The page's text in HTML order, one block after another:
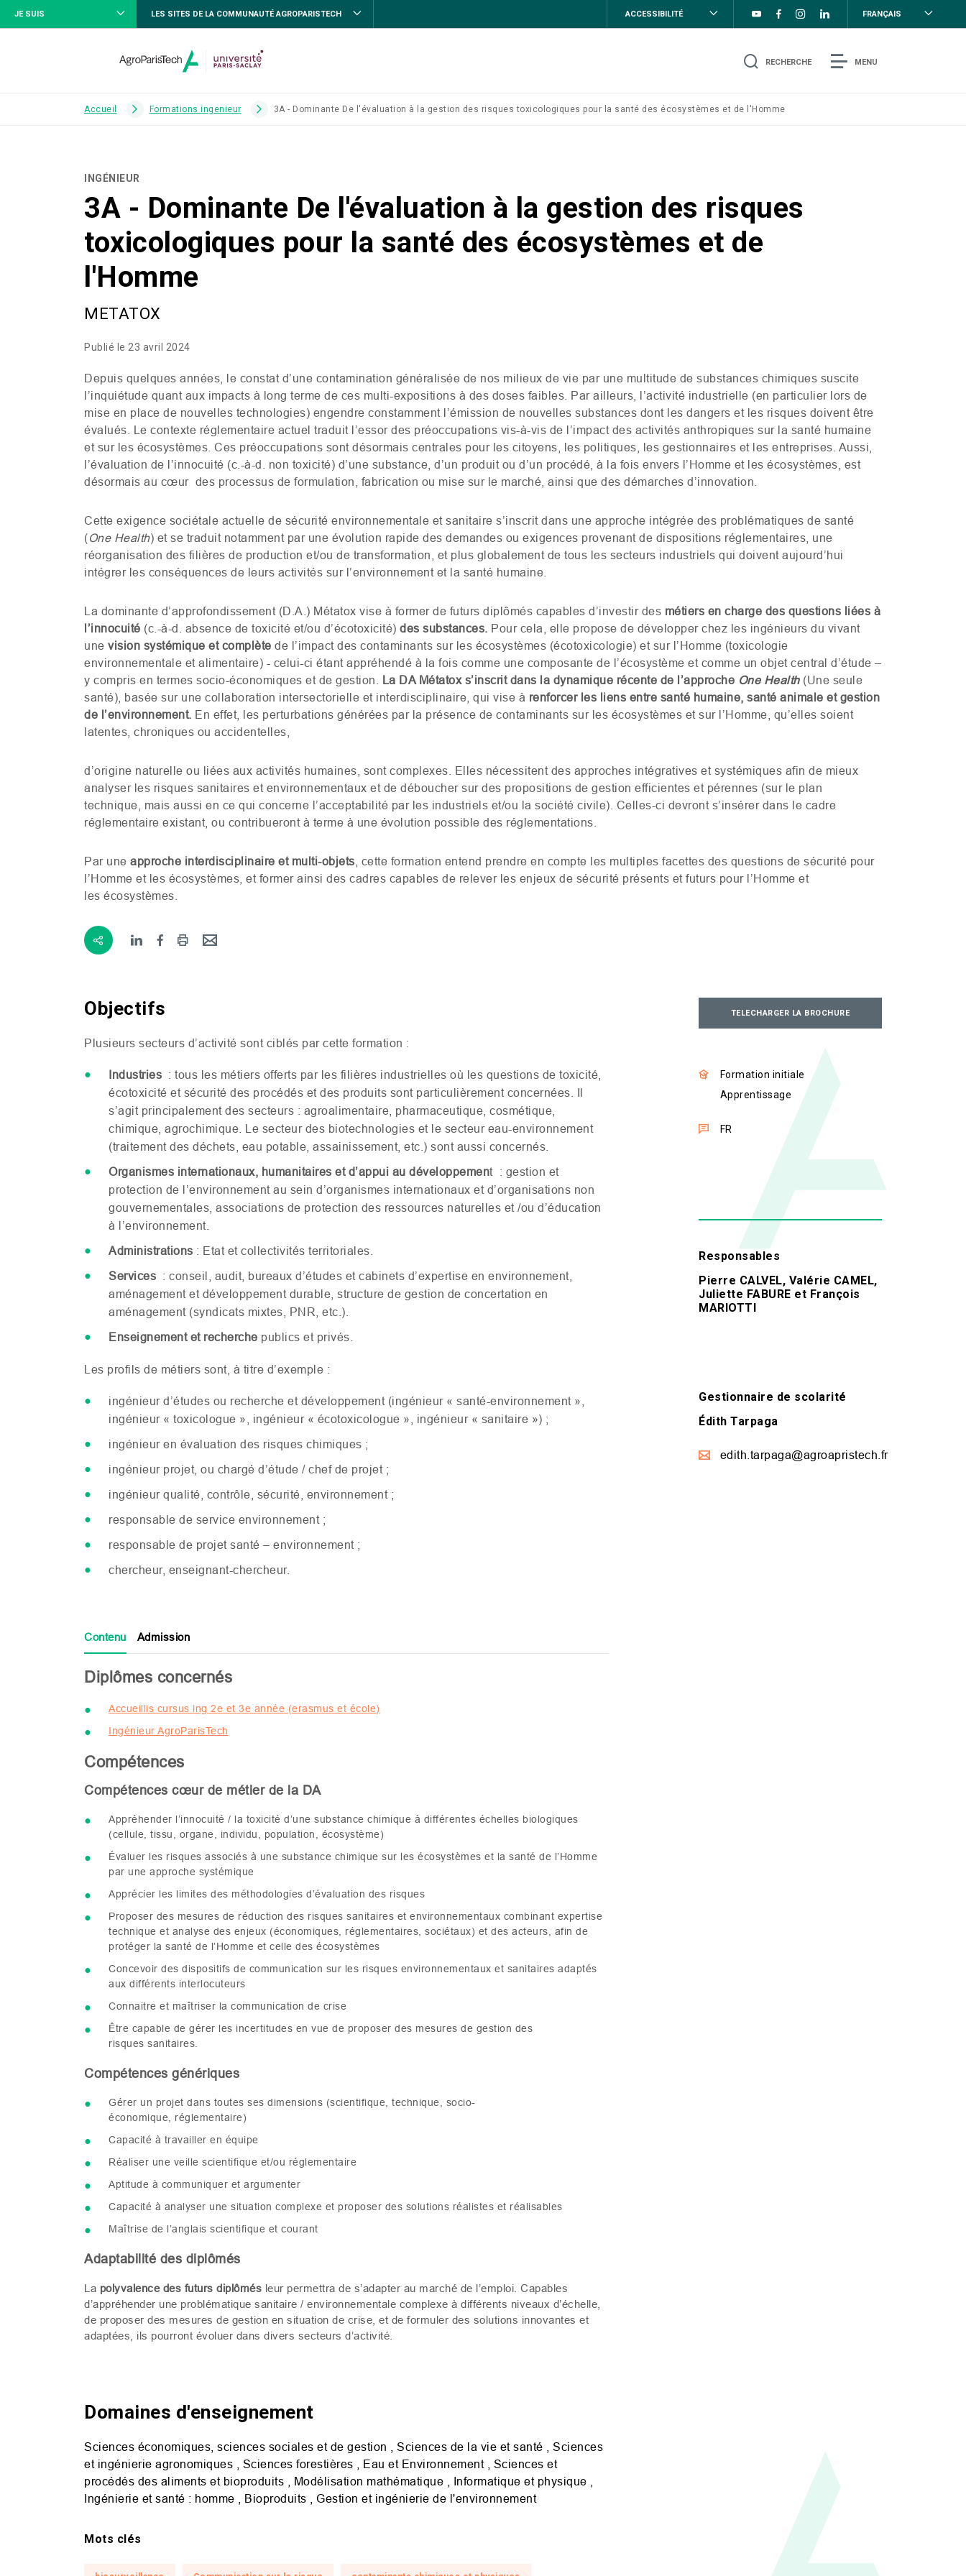
JE SUIS LES SITES DE LA COMMUNAUTÉ AGROPARISTECH ACCESSIBILITÉ FRANÇAIS
RECHERCHE MENU
Accueil Formations ingenieur 3A - Dominante De l'évaluation à la gestion des risques toxicologiques pour la santé des écosystèmes et de l'Homme
INGÉNIEUR
3A - Dominante De l'évaluation à la gestion des risques
toxicologiques pour la santé des écosystèmes et de
l'Homme
METATOX
Publié le 23 avril 2024
Depuis quelques années, le constat d’une contamination généralisée de nos milieux de vie par une multitude de substances chimiques suscite
l’inquiétude quant aux impacts à long terme de ces multi-expositions à des doses faibles. Par ailleurs, l’activité industrielle (en particulier lors de
mise en place de nouvelles technologies) engendre constamment l’émission de nouvelles substances dont les dangers et les risques doivent être
évalués. Le contexte réglementaire actuel traduit l’essor des préoccupations vis-à-vis de l’impact des activités anthropiques sur la santé humaine
et sur les écosystèmes. Ces préoccupations sont désormais centrales pour les citoyens, les politiques, les gestionnaires et les entreprises. Aussi,
l’évaluation de l’innocuité (c.-à-d. non toxicité) d’une substance, d’un produit ou d’un procédé, à la fois envers l’Homme et les écosystèmes, est
désormais au cœur des processus de formulation, fabrication ou mise sur le marché, ainsi que des démarches d’innovation.
Cette exigence sociétale actuelle de sécurité environnementale et sanitaire s’inscrit dans une approche intégrée des problématiques de santé
(One Health) et se traduit notamment par une évolution rapide des demandes ou exigences provenant de dispositions réglementaires, une
réorganisation des filières de production et/ou de transformation, et plus globalement de tous les secteurs industriels qui doivent aujourd’hui
intégrer les conséquences de leurs activités sur l’environnement et la santé humaine.
La dominante d’approfondissement (D.A. ) Métatox vise à former de futurs diplômés capables d’investir des métiers en charge des questions liées à
l’innocuité (c.-à-d. absence de toxicité et/ou d’écotoxicité) des substances. Pour cela, elle propose de développer chez les ingénieurs du vivant
une vision systémique et complète de l’impact des contaminants sur les écosystèmes (écotoxicologie) et sur l’Homme (toxicologie
environnementale et alimentaire) - celui-ci étant appréhendé à la fois comme une composante de l’écosystème et comme un objet central d’étude –
y compris en termes socio-économiques et de gestion. La DAMétatox s’inscrit dans la dynamique récente de l’approche One Health (Une seule
santé), basée sur une collaboration intersectorielle et interdisciplinaire, qui vise à renforcer les liens entre santé humaine, santé animale et gestion
de l’environnement. En effet, les perturbations générées par la présence de contaminants sur les écosystèmes et sur l’Homme, qu’elles soient
latentes, chroniques ou accidentelles,
d’origine naturelle ou liées aux activités humaines, sont complexes. Elles nécessitent des approches intégratives et systémiques afin de mieux
analyser les risques sanitaires et environnementaux et de déboucher sur des propositions de gestion efficientes et pérennes (sur le plan
technique, mais aussi en ce qui concerne l’acceptabilité par les industriels et/ou la société civile). Celles-ci devront s’insérer dans le cadre
réglementaire existant, ou contribueront à terme à une évolution possible des réglementations.
Par une approche interdisciplinaire et multi-objets , cette formation entend prendre en compte les multiples facettes des questions de sécurité pour
l’Homme et les écosystèmes, et former ainsi des cadres capables de relever les enjeux de sécurité présents et futurs pour l’Homme et
les écosystèmes.
Objectifs
Plusieurs secteurs d’activité sont ciblés par cette formation :
Industries : tous les métiers offerts par les filières industrielles où les questions de toxicité,
écotoxicité et sécurité des procédés et des produits sont particulièrement concernées. Il
s’agit principalement des secteurs : agroalimentaire, pharmaceutique, cosmétique,
chimique, agrochimique. Le secteur des biotechnologies et le secteur eau-environnement
(traitement des déchets, eau potable, assainissement, etc.) sont aussi concernés.
Organismes internationaux, humanitaires et d’appui au développement : gestion et
protection de l’environnement au sein d’organismes internationaux et d’organisations non
gouvernementales, associations de protection des ressources naturelles et /ou d’éducation
à l’environnement.
Administrations : Etat et collectivités territoriales.
Services : conseil, audit, bureaux d’études et cabinets d’expertise en environnement,
aménagement et développement durable, structure de gestion de concertation en
aménagement (syndicats mixtes, PNR , etc.).
Enseignement et recherche publics et privés.
Les profils de métiers sont, à titre d’exemple :
ingénieur d’études ou recherche et développement (ingénieur « santé-environnement »,
ingénieur « toxicologue », ingénieur « écotoxicologue », ingénieur « sanitaire ») ;
ingénieur en évaluation des risques chimiques ;
ingénieur projet, ou chargé d’étude / chef de projet ;
ingénieur qualité, contrôle, sécurité, environnement ;
responsable de service environnement ;
responsable de projet santé – environnement ;
chercheur, enseignant-chercheur.
Contenu Admission
Diplômes concernés
Accueillis cursus ing 2e et 3e année (erasmus et école)
Ingénieur AgroParisTech
Compétences
Compétences cœur de métier de la DA
Appréhender l’innocuité / la toxicité d’une substance chimique à différentes échelles biologiques
(cellule, tissu, organe, individu, population, écosystème)
Évaluer les risques associés à une substance chimique sur les écosystèmes et la santé de l’Homme
par une approche systémique
Apprécier les limites des méthodologies d’évaluation des risques
Proposer des mesures de réduction des risques sanitaires et environnementaux combinant expertise
technique et analyse des enjeux (économiques, réglementaires, sociétaux) et des acteurs, afin de
protéger la santé de l’Homme et celle des écosystèmes
Concevoir des dispositifs de communication sur les risques environnementaux et sanitaires adaptés
aux différents interlocuteurs
Connaitre et maîtriser la communication de crise
Être capable de gérer les incertitudes en vue de proposer des mesures de gestion des
risques sanitaires.
Compétences génériques
Gérer un projet dans toutes ses dimensions (scientifique, technique, socio-
économique, réglementaire)
Capacité à travailler en équipe
Réaliser une veille scientifique et/ou réglementaire
Aptitude à communiquer et argumenter
Capacité à analyser une situation complexe et proposer des solutions réalistes et réalisables
Maîtrise de l’anglais scientifique et courant
Adaptabilité des diplômés
La polyvalence des futurs diplômés leur permettra de s’adapter au marché de l’emploi. Capables
d’appréhender une problématique sanitaire / environnementale complexe à différents niveaux d’échelle,
de proposer des mesures de gestion en situation de crise, et de formuler des solutions innovantes et
adaptées, ils pourront évoluer dans divers secteurs d’activité.
Domaines d'enseignement
Sciences économiques, sciences sociales et de gestion , Sciences de la vie et santé , Sciences
et ingénierie agronomiques , Sciences forestières , Eau et Environnement , Sciences et
procédés des aliments et bioproduits , Modélisation mathématique , Informatique et physique ,
Ingénierie et santé : homme , Bioproduits , Gestion et ingénierie de l'environnement
Mots clés
TELECHARGER LA BROCHURE
Formation initiale
Apprentissage
FR
Responsables
Pierre CALVEL, Valérie CAMEL,
Juliette FABURE et François
MARIOTTI
Gestionnaire de scolarité
Édith Tarpaga
edith.tarpaga@agroapristech.fr